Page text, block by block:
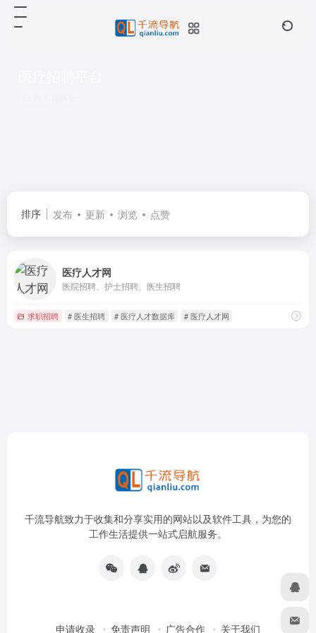
排序 发布 更新 浏览 点赞
医疗人才网
医院招聘、护士招聘、医生招聘
求职招聘 # 医生招聘 # 医疗人才数据库 # 医疗人才网
千流导航致力于收集和分享实用的网站以及软件工具，为您的
工作生活提供一站式启航服务。
申请收录 免责声明 广告合作 关于我们